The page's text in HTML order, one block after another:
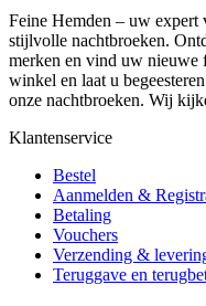
Feine Hemden – uw expert
stijlvolle nachtbroeken.
merken en vind uw nieuwe
winkel en laat u
onze nachtbroeken. Wij
Klantenservice
Bestel
Aanmelden &
Betaling
Vouchers
Verzending &
Teruggave en